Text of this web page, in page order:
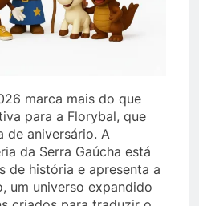
marca mais do que
para a Florybal, que
de aniversário. A
da Serra Gaúcha está
de história e apresenta a
um universo expandido